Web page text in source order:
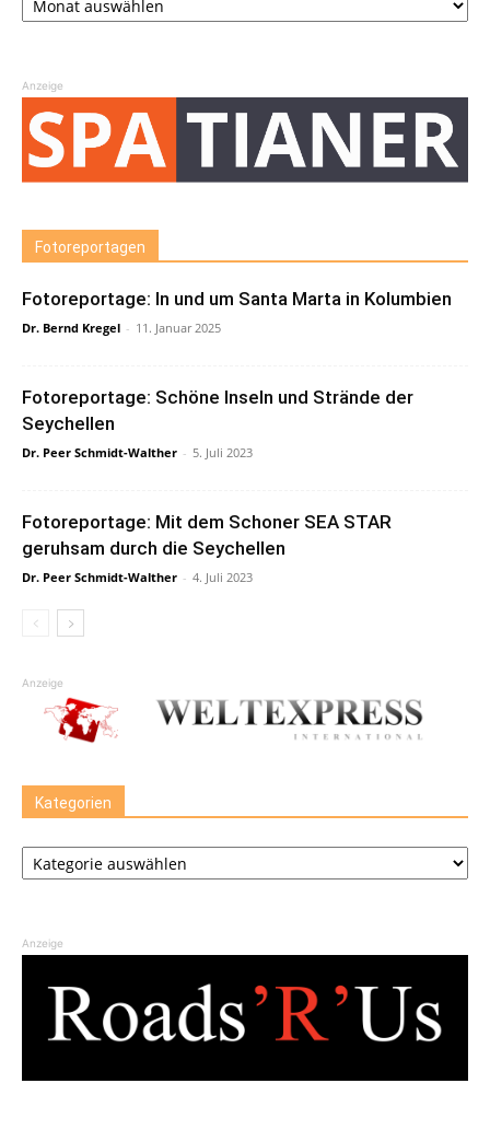
Anzeige
Fotoreportagen
Fotoreportage: In und um Santa Marta in Kolumbien
Dr. Bernd Kregel - 11. Januar 2025
Fotoreportage: Schöne Inseln und Strände der
Seychellen
Dr. Peer Schmidt-Walther - 5. Juli 2023
Fotoreportage: Mit dem Schoner SEA STAR
geruhsam durch die Seychellen
Dr. Peer Schmidt-Walther - 4. Juli 2023
Anzeige
Kategorien
Kategorien
Anzeige